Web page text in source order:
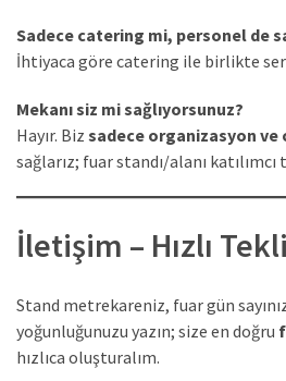
Sadece catering mi, personel de
İhtiyaca göre catering ile birlikte
Mekanı siz mi sağlıyorsunuz?
Hayır. Biz sadece organizasyon
sağlarız; fuar standı/alanı
İletişim – Hızlı
Stand metrekareniz, fuar gün
yoğunluğunuzu yazın; size en doğru
hızlıca oluşturalım.